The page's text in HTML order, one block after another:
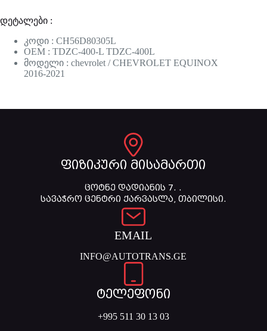
დეტალები :
კოდი : CH56D80305L
OEM : TDZC-400-L TDZC-400L
მოდელი : chevrolet / CHEVROLET EQUINOX
2016-2021
ფიზიკური მისამართი
ცოტნე დადიანის 7. .
სავაჭრო ცენტრი ქარვასლა, თბილისი.
EMAIL
INFO@AUTOTRANS.GE
ტელეფონი
+995 511 30 13 03